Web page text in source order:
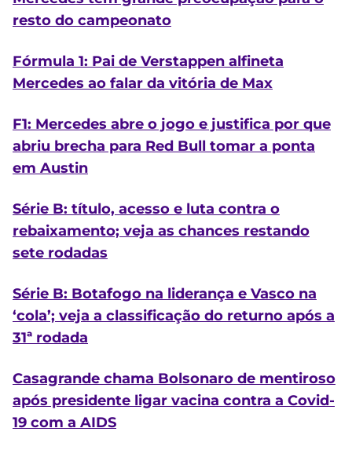
resto do campeonato
Fórmula 1: Pai de Verstappen alfineta
Mercedes ao falar da vitória de Max
F1: Mercedes abre o jogo e justifica por que
abriu brecha para Red Bull tomar a ponta
em Austin
Série B: título, acesso e luta contra o
rebaixamento; veja as chances restando
sete rodadas
Série B: Botafogo na liderança e Vasco na
‘cola’; veja a classificação do returno após a
31ª rodada
Casagrande chama Bolsonaro de mentiroso
após presidente ligar vacina contra a Covid-
19 com a AIDS